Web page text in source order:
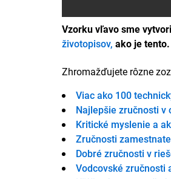
Vzorku vľavo sme
životopisov, ako je tento.
Zhromažďujete rôzne
Viac ako 100
Najlepšie zručnosti v
Kritické myslenie a
Zručnosti
Dobré zručnosti v
Vodcovské zručnosti